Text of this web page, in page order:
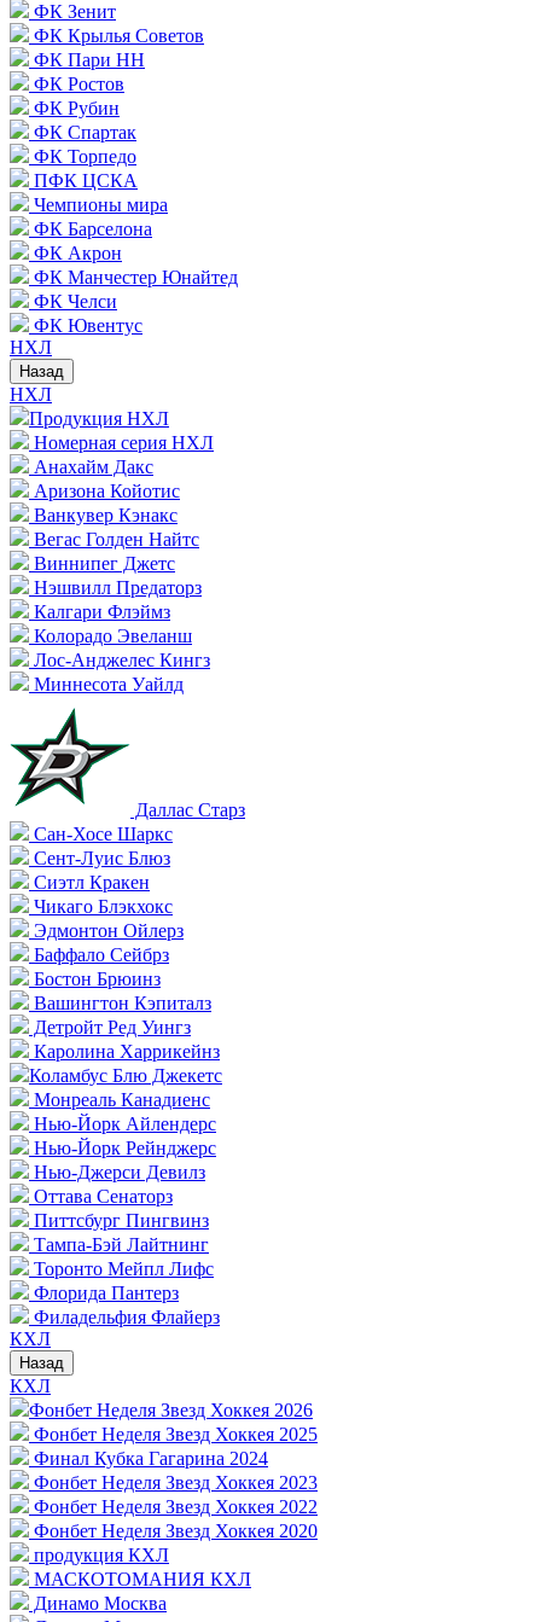
ФК Зенит
ФК Крылья Советов
ФК Пари НН
ФК Ростов
ФК Рубин
ФК Спартак
ФК Торпедо
ПФК ЦСКА
Чемпионы мира
ФК Барселона
ФК Акрон
ФК Манчестер Юнайтед
ФК Челси
ФК Ювентус
НХЛ
Назад
НХЛ
Продукция НХЛ
Номерная серия НХЛ
Анахайм Дакс
Аризона Койотис
Ванкувер Кэнакс
Вегас Голден Найтс
Виннипег Джетс
Нэшвилл Предаторз
Калгари Флэймз
Колорадо Эвеланш
Лос-Анджелес Кингз
Миннесота Уайлд
Даллас Старз
Сан-Хосе Шаркс
Сент-Луис Блюз
Сиэтл Кракен
Чикаго Блэкхокс
Эдмонтон Ойлерз
Баффало Сейбрз
Бостон Брюинз
Вашингтон Кэпиталз
Детройт Ред Уингз
Каролина Харрикейнз
Коламбус Блю Джекетс
Монреаль Канадиенс
Нью-Йорк Айлендерс
Нью-Йорк Рейнджерс
Нью-Джерси Девилз
Оттава Сенаторз
Питтсбург Пингвинз
Тампа-Бэй Лайтнинг
Торонто Мейпл Лифс
Флорида Пантерз
Филадельфия Флайерз
КХЛ
Назад
КХЛ
Фонбет Неделя Звезд Хоккея 2026
Фонбет Неделя Звезд Хоккея 2025
Финал Кубка Гагарина 2024
Фонбет Неделя Звезд Хоккея 2023
Фонбет Неделя Звезд Хоккея 2022
Фонбет Неделя Звезд Хоккея 2020
продукция КХЛ
МАСКОТОМАНИЯ КХЛ
Динамо Москва